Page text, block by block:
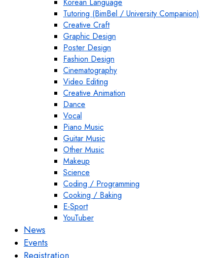
Tutoring (BimBel / University Companion)
Creative Craft
Graphic Design
Poster Design
Fashion Design
Cinematography
Video Editing
Creative Animation
Dance
Vocal
Piano Music
Guitar Music
Other Music
Makeup
Science
Coding / Programming
Cooking / Baking
E-Sport
YouTuber
News
Events